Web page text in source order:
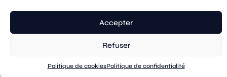
Accepter
Refuser
Politique de cookiesPolitique de confidentialité
réalisation tongui.com